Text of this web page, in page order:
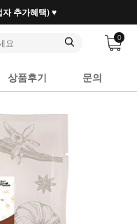
추가혜택) ♥
0
상품후기 문의